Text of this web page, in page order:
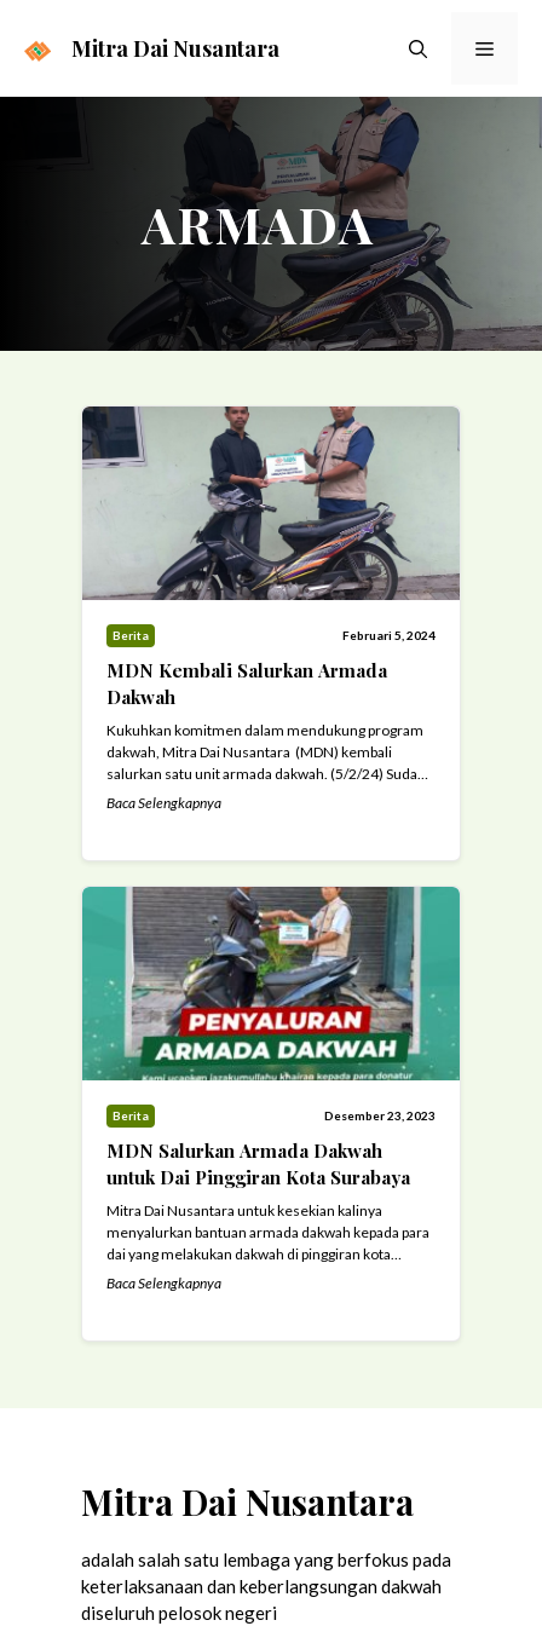
Mitra Dai Nusantara Menu
ARMADA
Berita Februari 5, 2024
MDN Kembali Salurkan Armada
Dakwah
Kukuhkan komitmen dalam mendukung program
dakwah, Mitra Dai Nusantara (MDN) kembali
salurkan satu unit armada dakwah. (5/2/24) Sudah
kesekian kalinya Mitra Dai Nusantara (MDN)
hasil donasi dari para donatur yang telah
mensupport program wakaf tunai armada dakwah
yang digencarkan oleh MDN. Penyaluran armada
dakwah ...Read more
Baca Selengkapnya
Berita Desember 23, 2023
MDN Salurkan Armada Dakwah
untuk Dai Pinggiran Kota Surabaya
Mitra Dai Nusantara untuk kesekian kalinya
menyalurkan bantuan armada dakwah kepada para
dai yang melakukan dakwah di pinggiran kota
Surabaya. Kali ini, MDN menyalurkan satu unit
dakwah yang digencarkan oleh MDN. Program
Baca Selengkapnya
Mitra Dai Nusantara
adalah salah satu lembaga yang berfokus pada
keterlaksanaan dan keberlangsungan dakwah
diseluruh pelosok negeri